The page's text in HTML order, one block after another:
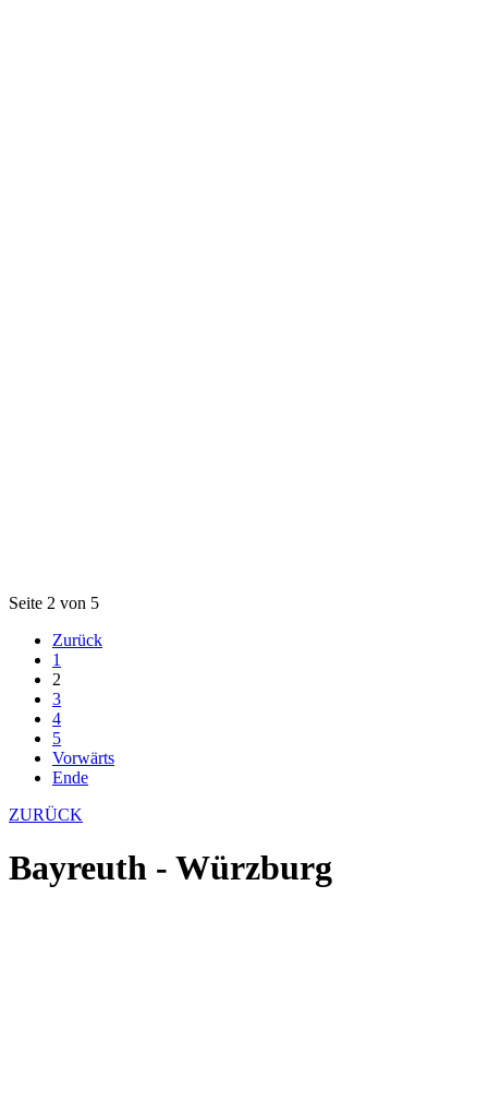
Seite 2 von 5
Zurück
1
2
3
4
5
Vorwärts
Ende
ZURÜCK
Bayreuth - Würzburg